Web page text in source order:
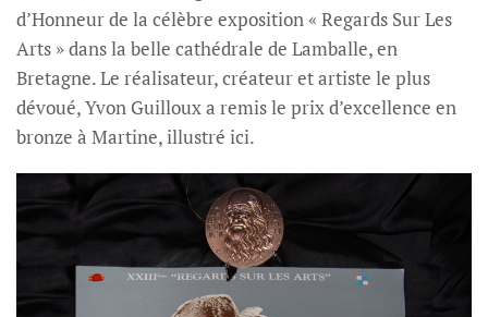
d’Honneur de la célèbre exposition « Regards Sur Les
Arts » dans la belle cathédrale de Lamballe, en
Bretagne. Le réalisateur, créateur et artiste le plus
dévoué, Yvon Guilloux a remis le prix d’excellence en
bronze à Martine, illustré ici.